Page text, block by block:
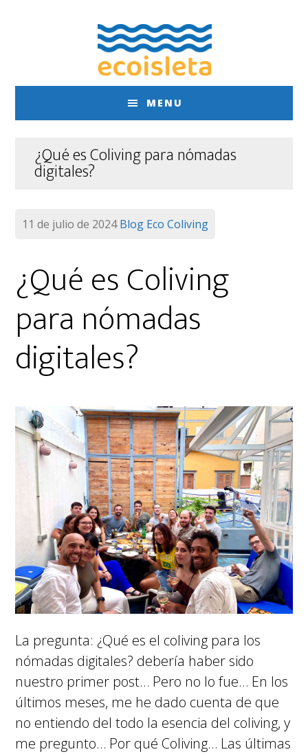
MENU
¿Qué es Coliving para nómadas
digitales?
11 de julio de 2024 Blog Eco Coliving
¿Qué es Coliving
para nómadas
digitales?
La pregunta: ¿Qué es el coliving para los
nómadas digitales? debería haber sido
nuestro primer post… Pero no lo fue… En los
últimos meses, me he dado cuenta de que
no entiendo del todo la esencia del coliving, y
me pregunto… Por qué Coliving… Las últimas